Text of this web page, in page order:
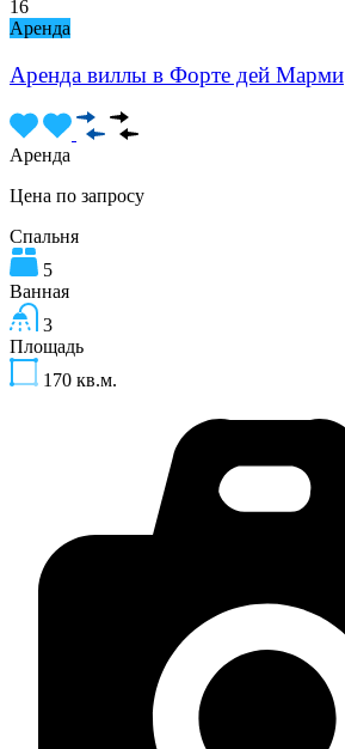
16
Аренда
Аренда виллы в Форте дей Марми
Аренда
Цена по запросу
Спальня
5
Ванная
3
Площадь
170 кв.м.